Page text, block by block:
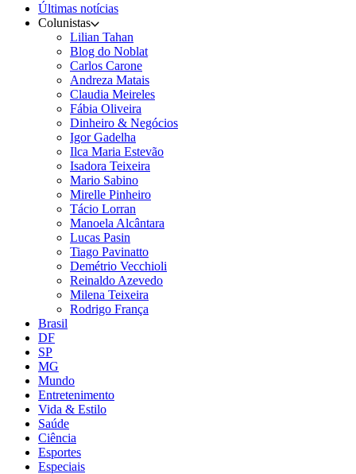
Últimas notícias
Colunistas
Lilian Tahan
Blog do Noblat
Carlos Carone
Andreza Matais
Claudia Meireles
Fábia Oliveira
Dinheiro & Negócios
Igor Gadelha
Ilca Maria Estevão
Isadora Teixeira
Mario Sabino
Mirelle Pinheiro
Tácio Lorran
Manoela Alcântara
Lucas Pasin
Tiago Pavinatto
Demétrio Vecchioli
Reinaldo Azevedo
Milena Teixeira
Rodrigo França
Brasil
DF
SP
MG
Mundo
Entretenimento
Vida & Estilo
Saúde
Ciência
Esportes
Especiais